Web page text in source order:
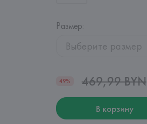
Размер:
Выберите размер
49% 469,99 BYN
В корзину